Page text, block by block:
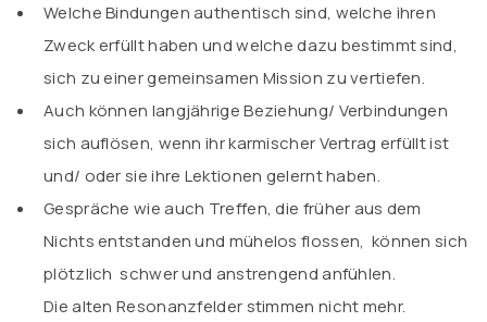
Welche Bindungen authentisch sind, welche ihren
Zweck erfüllt haben und welche dazu bestimmt sind,
sich zu einer gemeinsamen Mission zu vertiefen.
Auch können langjährige Beziehung/ Verbindungen
sich auflösen, wenn ihr karmischer Vertrag erfüllt ist
und/ oder sie ihre Lektionen gelernt haben.
Gespräche wie auch Treffen, die früher aus dem
Nichts entstanden und mühelos flossen, können sich
plötzlich schwer und anstrengend anfühlen.
Die alten Resonanzfelder stimmen nicht mehr.